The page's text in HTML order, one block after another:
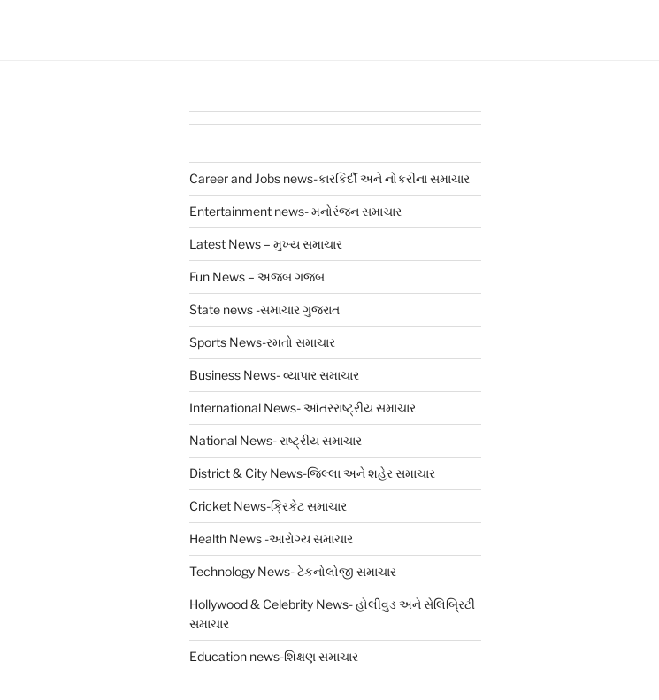
Career and Jobs news-કારકિર્દી અને નોકરીના સમાચાર
Entertainment news- મનોરંજન સમાચાર
Latest News – મુખ્ય સમાચાર
Fun News – અજબ ગજબ
State news -સમાચાર ગુજરાત
Sports News-રમતો સમાચાર
Business News- વ્યાપાર સમાચાર
International News- આંતરરાષ્ટ્રીય સમાચાર
National News- રાષ્ટ્રીય સમાચાર
District & City News-જિલ્લા અને શહેર સમાચાર
Cricket News-ક્રિકેટ સમાચાર
Health News -આરોગ્ય સમાચાર
Technology News- ટેકનોલોજી સમાચાર
Hollywood & Celebrity News- હોલીવુડ અને સેલિબ્રિટી
સમાચાર
Education news-શિક્ષણ સમાચાર